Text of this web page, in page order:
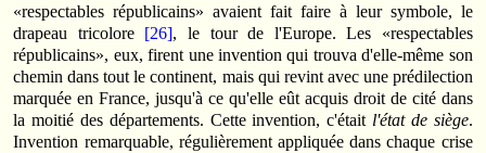
«respectables républicains» avaient fait faire à leur symbole, le
drapeau tricolore [26], le tour de l'Europe. Les «respectables
républicains», eux, firent une invention qui trouva d'elle-même son
chemin dans tout le continent, mais qui revint avec une prédilection
marquée en France, jusqu'à ce qu'elle eût acquis droit de cité dans
la moitié des départements. Cette invention, c'était l'état de siège.
Invention remarquable, régulièrement appliquée dans chaque crise